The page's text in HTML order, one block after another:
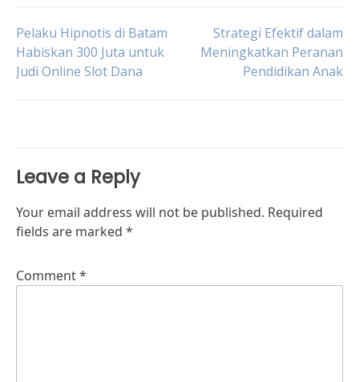
Post
navigation
Pelaku Hipnotis di Batam
Habiskan 300 Juta untuk
Judi Online Slot Dana
Strategi Efektif dalam
Meningkatkan Peranan
Pendidikan Anak
Leave a Reply
Your email address will not be published. Required
fields are marked *
Comment*